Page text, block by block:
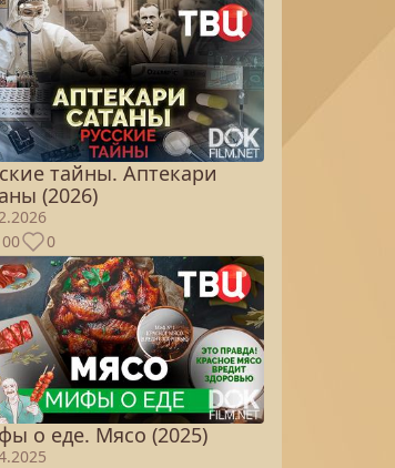
тайны. Аптекари
(2026)
0
о еде. Мясо (2025)